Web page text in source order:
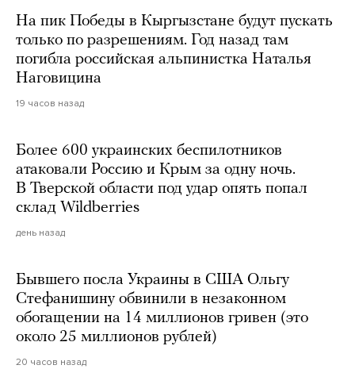
На пик Победы в Кыргызстане будут пускать
только по разрешениям. Год назад там
погибла российская альпинистка Наталья
Наговицина
19 часов назад
Более 600 украинских беспилотников
атаковали Россию и Крым за одну ночь.
В Тверской области под удар опять попал
склад Wildberries
день назад
Бывшего посла Украины в США Ольгу
Стефанишину обвинили в незаконном
обогащении на 14 миллионов гривен (это
около 25 миллионов рублей)
20 часов назад